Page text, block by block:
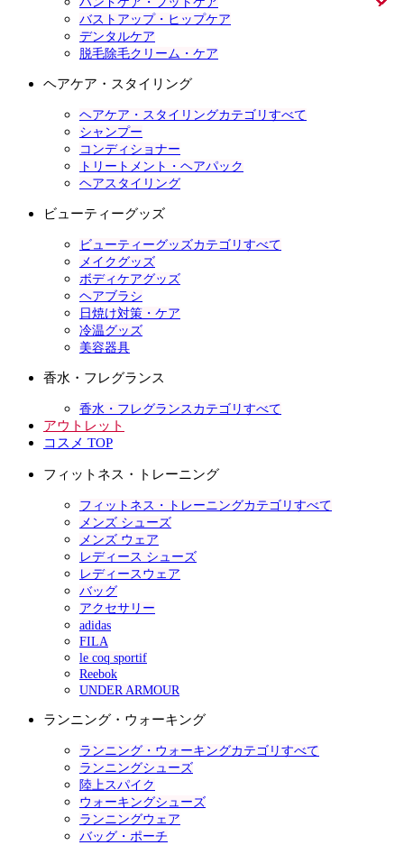
バストアップ・ヒップケア
デンタルケア
脱毛除毛クリーム・ケア
ヘアケア・スタイリング
ヘアケア・スタイリングカテゴリすべて
シャンプー
コンディショナー
トリートメント・ヘアパック
ヘアスタイリング
ビューティーグッズ
ビューティーグッズカテゴリすべて
メイクグッズ
ボディケアグッズ
ヘアブラシ
日焼け対策・ケア
冷温グッズ
美容器具
香水・フレグランス
香水・フレグランスカテゴリすべて
アウトレット
コスメ TOP
フィットネス・トレーニング
フィットネス・トレーニングカテゴリすべて
メンズ シューズ
メンズ ウェア
レディース シューズ
レディースウェア
バッグ
アクセサリー
adidas
FILA
le coq sportif
Reebok
UNDER ARMOUR
ランニング・ウォーキング
ランニング・ウォーキングカテゴリすべて
ランニングシューズ
陸上スパイク
ウォーキングシューズ
ランニングウェア
バッグ・ポーチ